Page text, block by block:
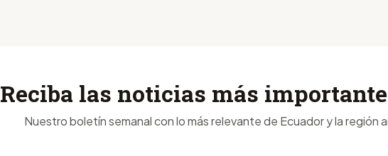
Reciba las noticias más
Nuestro boletín semanal con lo más relevante de Ecuador y la región